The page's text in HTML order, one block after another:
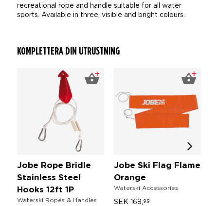
recreational rope and handle suitable for all water
sports. Available in three, visible and bright colours.
KOMPLETTERA DIN UTRUSTNING
Jobe Rope Bridle
Stainless Steel
Hooks 12ft 1P
Waterski Ropes & Handles
Jobe Ski Flag Flame
Orange
Waterski Accessories
SEK 168, 99